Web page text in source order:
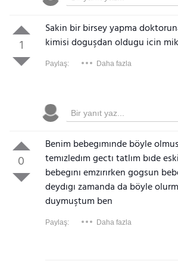
1
Sakin bir birsey yapma
kimisi doguşdan oldugu icin
Paylaş: Daha fazla
0
Benim bebegımınde böyle
temızledım gectı tatlım bıde
bebegını emzırırken gogsun
deydıgı zamanda da böyle
duymuştum ben
Paylaş: Daha fazla